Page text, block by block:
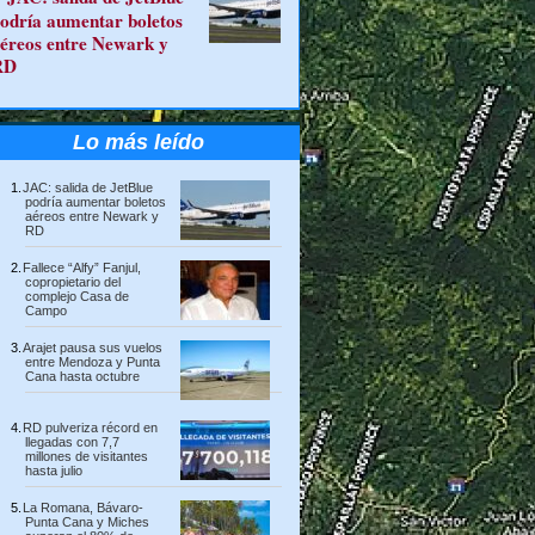
aumentar boletos
entre Newark y
Lo más leído
JAC: salida de JetBlue
podría aumentar boletos
aéreos entre Newark y
RD
Fallece “Alfy” Fanjul,
copropietario del
complejo Casa de
Campo
Arajet pausa sus vuelos
entre Mendoza y Punta
Cana hasta octubre
RD pulveriza récord en
llegadas con 7,7
millones de visitantes
hasta julio
La Romana, Bávaro-
Punta Cana y Miches